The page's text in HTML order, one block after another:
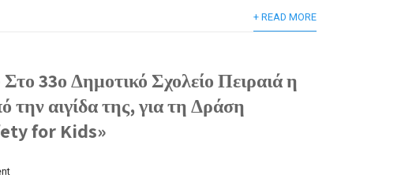
+ READ MORE
33ο Δημοτικό Σχολείο Πειραιά η
αιγίδα της, για τη Δράση
for Kids»